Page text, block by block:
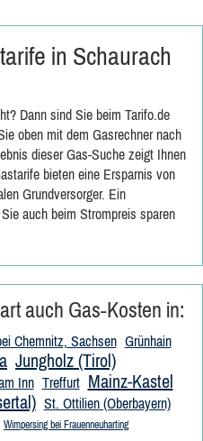
in Schaurach
Dann sind Sie beim Tarifo.de
oben mit dem Gasrechner nach
dieser Gas-Suche zeigt Ihnen
bieten eine Ersparnis von
Grundversorger. Ein
auch beim Strompreis sparen
auch Gas-Kosten in:
Chemnitz, Sachsen Grünhain
Jungholz (Tirol)
Inn Treffurt Mainz-Kastel
St. Ottilien (Oberbayern)
Wimpersing bei Frauenneuharting